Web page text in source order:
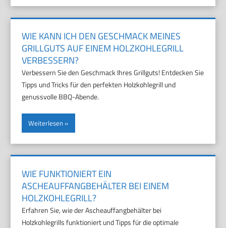
WIE KANN ICH DEN GESCHMACK MEINES
GRILLGUTS AUF EINEM HOLZKOHLEGRILL
VERBESSERN?
Verbessern Sie den Geschmack Ihres Grillguts! Entdecken Sie
Tipps und Tricks für den perfekten Holzkohlegrill und
genussvolle BBQ-Abende.
Weiterlesen
WIE FUNKTIONIERT EIN
ASCHEAUFFANGBEHÄLTER BEI EINEM
HOLZKOHLEGRILL?
Erfahren Sie, wie der Ascheauffangbehälter bei
Holzkohlegrills funktioniert und Tipps für die optimale